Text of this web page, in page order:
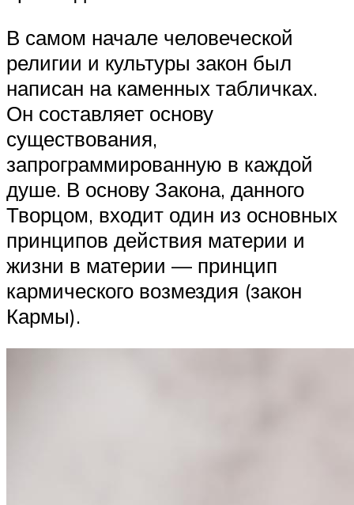
В самом начале человеческой
религии и культуры закон был
написан на каменных табличках.
Он составляет основу
существования,
запрограммированную в каждой
душе. В основу Закона, данного
Творцом, входит один из основных
принципов действия материи и
жизни в материи — принцип
кармического возмездия (закон
Кармы).